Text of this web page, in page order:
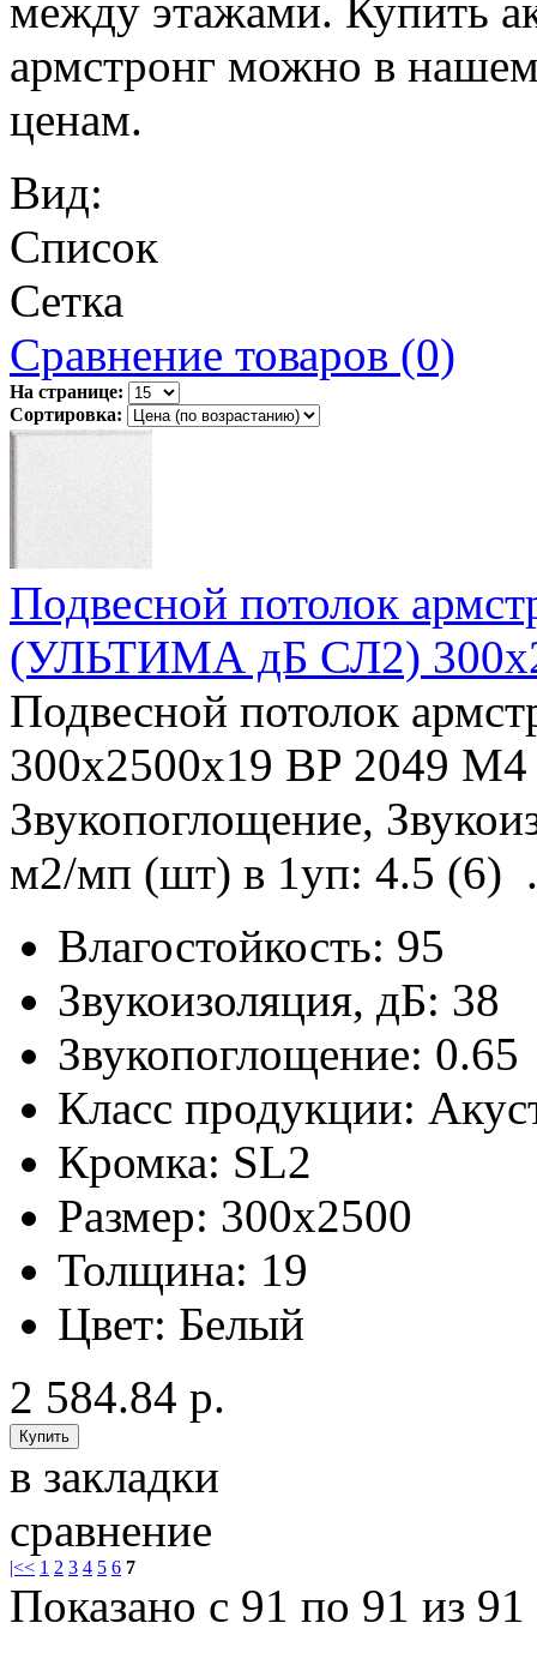
между этажами. Купить
армстронг можно в
ценам.
Вид:
Список
Сетка
Сравнение товаров (0)
На странице:
Сортировка:
Подвесной потолок
(УЛЬТИМА дБ СЛ2)
Подвесной потолок
300x2500x19 BP 2049 M4
Звукопоглощение,
м2/мп (шт) в 1уп: 4.5 (6)
Влагостойкость: 95
Звукоизоляция, дБ: 38
Звукопоглощение: 0.65
Класс продукции:
Кромка: SL2
Размер: 300x2500
Толщина: 19
Цвет: Белый
2 584.84 р.
в закладки
сравнение
|<< 1 2 3 4 5 6 7
Показано с 91 по 91 из